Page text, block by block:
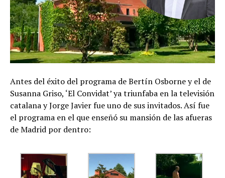
Antes del éxito del programa de Bertín Osborne y el de
Susanna Griso, ‘El Convidat’ ya triunfaba en la televisión
catalana y Jorge Javier fue uno de sus invitados. Así fue
el programa en el que enseñó su mansión de las afueras
de Madrid por dentro: